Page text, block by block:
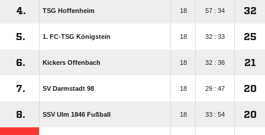
4. TSG Hoffenheim 18 57 : 34 32
5. 1. FC-TSG Königstein 18 32 : 33 25
6. Kickers Offenbach 18 32 : 36 21
7. SV Darmstadt 98 18 29 : 47 20
8. SSV Ulm 1846 Fußball 18 33 : 54 20